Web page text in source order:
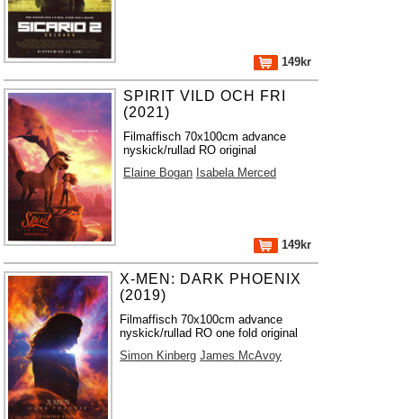
149kr
SPIRIT VILD OCH FRI
(2021)
Filmaffisch 70x100cm advance
nyskick/rullad RO original
Elaine Bogan Isabela Merced
149kr
X-MEN: DARK PHOENIX
(2019)
Filmaffisch 70x100cm advance
nyskick/rullad RO one fold original
Simon Kinberg James McAvoy